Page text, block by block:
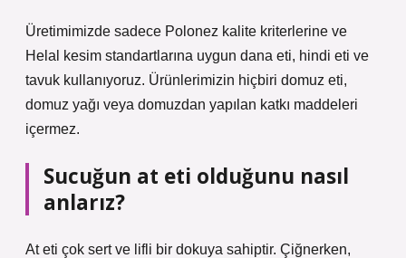
Üretimimizde sadece Polonez kalite kriterlerine ve
Helal kesim standartlarına uygun dana eti, hindi eti ve
tavuk kullanıyoruz. Ürünlerimizin hiçbiri domuz eti,
domuz yağı veya domuzdan yapılan katkı maddeleri
içermez.
Sucuğun at eti olduğunu nasıl
anlarız?
At eti çok sert ve lifli bir dokuya sahiptir. Çiğnerken,